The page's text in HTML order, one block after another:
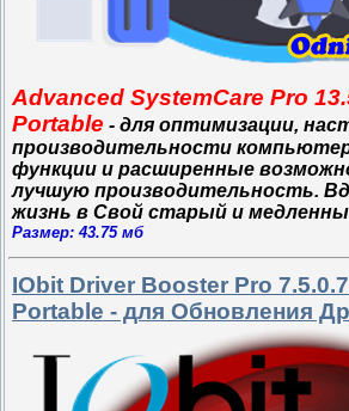
Advanced SystemCare Pro
Portable - для оптимизации,
производительности
функции и расширенные
лучшую производительность.
жизнь в Свой старый и
Размер: 43.75 мб
IObit Driver Booster Pro
Portable - для Обновления